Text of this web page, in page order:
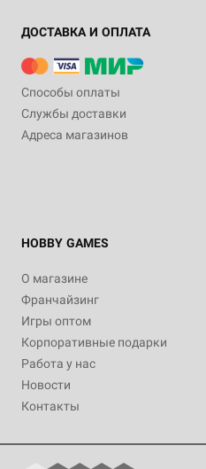
ДОСТАВКА И ОПЛАТА
Способы оплаты
Службы доставки
Адреса магазинов
HOBBY GAMES
О магазине
Франчайзинг
Игры оптом
Корпоративные подарки
Работа у нас
Новости
Контакты